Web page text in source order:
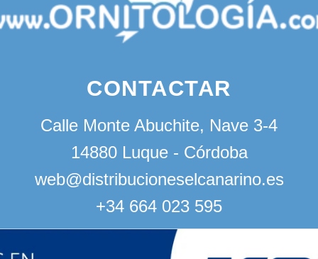
CONTACTAR
Calle Monte Abuchite, Nave 3-4
14880 Luque - Córdoba
web@distribucioneselcanarino.es
+34 664 023 595